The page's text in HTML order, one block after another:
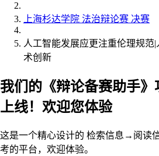
上海杉达学院 法治辩论赛 决赛
人工智能发展应更注重伦理规范
术创新
我们的《辩论备赛助手
上线！欢迎您体验
这是一个精心设计的 检索信息→阅
考的平台，欢迎体验。